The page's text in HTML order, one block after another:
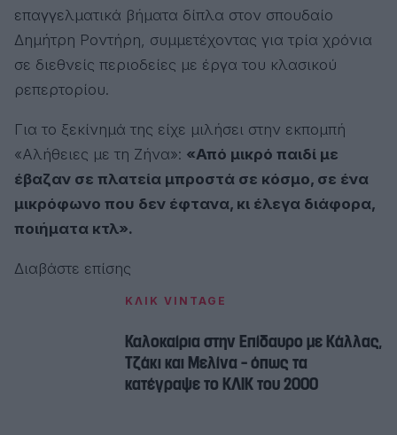
επαγγελματικά βήματα δίπλα στον σπουδαίο
Δημήτρη Ροντήρη, συμμετέχοντας για τρία χρόνια
σε διεθνείς περιοδείες με έργα του κλασικού
ρεπερτορίου.
Για το ξεκίνημά της είχε μιλήσει στην εκπομπή
«Αλήθειες με τη Ζήνα»: «Από μικρό παιδί με
έβαζαν σε πλατεία μπροστά σε κόσμο, σε ένα
μικρόφωνο που δεν έφτανα, κι έλεγα διάφορα,
ποιήματα κτλ».
Διαβάστε επίσης
ΚΛΙΚ VINTAGE
Καλοκαίρια στην Επίδαυρο με Κάλλας,
Τζάκι και Μελίνα – όπως τα
κατέγραψε το ΚΛΙΚ του 2000